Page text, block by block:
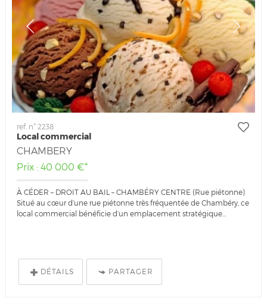
ref. n° 2238
Local commercial
CHAMBERY
Prix : 40 000 €*
À CÉDER – DROIT AU BAIL – CHAMBÉRY CENTRE (Rue piétonne)
Situé au cœur d’une rue piétonne très fréquentée de Chambéry, ce
local commercial bénéficie d’un emplacement stratégique...
DÉTAILS PARTAGER